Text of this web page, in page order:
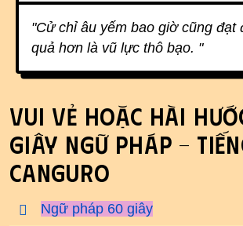
"Cử chỉ âu yếm bao giờ cũng đạt
quả hơn là vũ lực thô bạo. "
Vui vẻ hoặc hài
giây ngữ pháp -
Canguro
Ngữ pháp 60 giây